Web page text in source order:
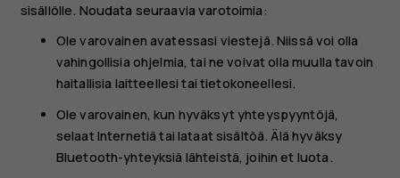
sisällölle. Noudata seuraavia varotoimia:
Ole varovainen avatessasi viestejä. Niissä voi olla
vahingollisia ohjelmia, tai ne voivat olla muulla tavoin
haitallisia laitteellesi tai tietokoneellesi.
Ole varovainen, kun hyväksyt yhteyspyyntöjä,
selaat Internetiä tai lataat sisältöä. Älä hyväksy
Bluetooth-yhteyksiä lähteistä, joihin et luota.